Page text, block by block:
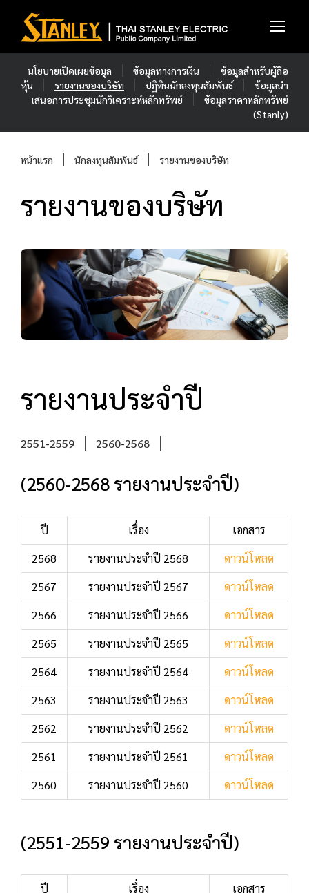
นโยบายเปิดเผยข้อมูล ข้อมูลทางการเงิน
ข้อมูลสำหรับผู้ถือ
หุ้น
รายงานของบริษัท ปฏิทินนักลงทุนสัมพันธ์
ข้อมูลนำ
เสนอการประชุมนักวิเคราะห์หลักทรัพย์
ข้อมูลราคาหลักทรัพย์
(Stanly)
หน้าแรก นักลงทุนสัมพันธ์ รายงานของบริษัท
รายงานของบริษัท
รายงานประจำปี
2551-2559 2560-2568
(2560-2568 รายงานประจำปี)
ปี เรื่อง
เอกสาร
2568
รายงานประจำปี 2568
ดาวน์โหลด
2567
รายงานประจำปี 2567
ดาวน์โหลด
2566
รายงานประจำปี 2566
ดาวน์โหลด
2565
รายงานประจำปี 2565
ดาวน์โหลด
2564
รายงานประจำปี 2564
ดาวน์โหลด
2563
รายงานประจำปี 2563
ดาวน์โหลด
2562
รายงานประจำปี 2562
ดาวน์โหลด
2561
รายงานประจำปี 2561
ดาวน์โหลด
2560
รายงานประจำปี 2560 ดาวน์โหลด
(2551-2559 รายงานประจำปี)
ปี เรื่อง
เอกสาร